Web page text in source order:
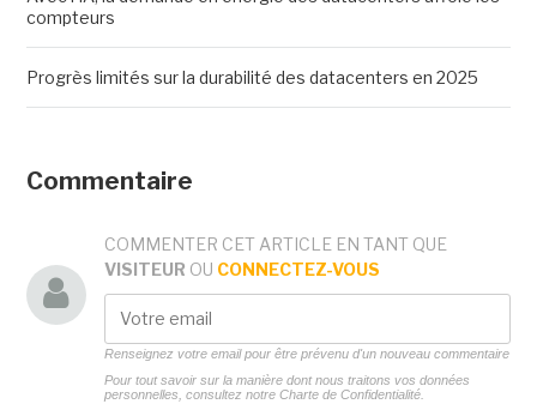
compteurs
Progrès limités sur la durabilité des datacenters en 2025
Commentaire
COMMENTER CET ARTICLE EN TANT QUE
VISITEUR OU CONNECTEZ-VOUS
Renseignez votre email pour être prévenu d'un nouveau commentaire
Pour tout savoir sur la manière dont nous traitons vos données
personnelles, consultez notre Charte de Confidentialité.